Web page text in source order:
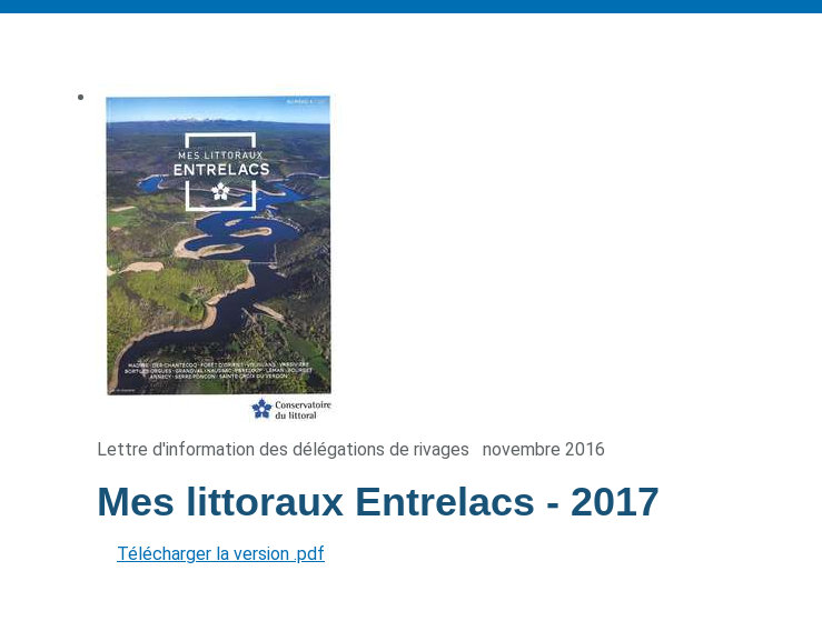
Lettre d'information des délégations de rivages novembre 2016
Mes littoraux Entrelacs - 2017
Télécharger la version .pdf